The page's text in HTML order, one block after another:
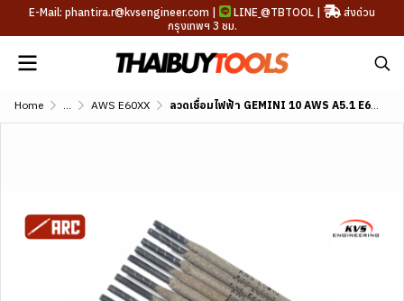
E-Mail: phantira.r@kvsengineer.com | LINE @TBTOOL |
ส่งด่วน
กรุงเทพฯ 3 ชม.
Home ... AWS E60XX ลวดเชื่อมไฟฟ้า GEMINI 10 AWS A5.1 E6010